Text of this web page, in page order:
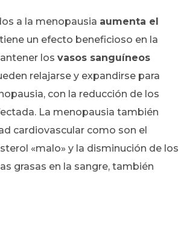
a la menopausia aumenta el
tiene un efecto beneficioso en la
los vasos sanguíneos
relajarse y expandirse para
con la reducción de los
La menopausia también
cardiovascular como son el
«malo» y la disminución de los
grasas en la sangre, también